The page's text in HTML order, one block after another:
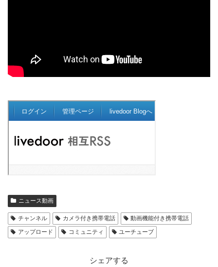
ニュース動画
チャンネル カメラ付き携帯電話
動画機能付き携帯電話
アップロード
コミュニティ ユーチューブ
シェアする